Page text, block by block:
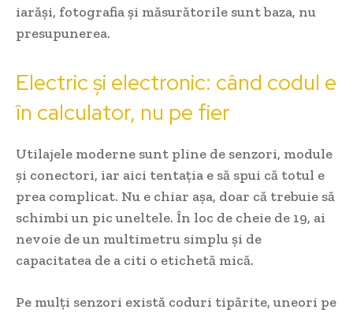
iarăși, fotografia și măsurătorile sunt baza, nu
presupunerea.
Electric și electronic: când codul e
în calculator, nu pe fier
Utilajele moderne sunt pline de senzori, module
și conectori, iar aici tentația e să spui că totul e
prea complicat. Nu e chiar așa, doar că trebuie să
schimbi un pic uneltele. În loc de cheie de 19, ai
nevoie de un multimetru simplu și de
capacitatea de a citi o etichetă mică.
Pe mulți senzori există coduri tipărite, uneori pe